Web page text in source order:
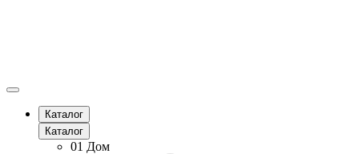
Каталог
Каталог
01 Дом